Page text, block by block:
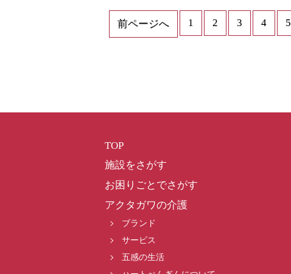
前ページへ 1 2 3 4 5
TOP
施設をさがす
お困りごとでさがす
アクタガワの介護
ブランド
サービス
五感の生活